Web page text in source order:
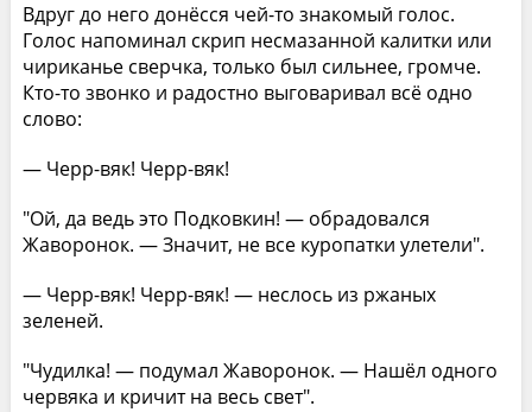
Вдруг до него донёсся чей-то знакомый голос.
Голос напоминал скрип несмазанной калитки или
чириканье сверчка, только был сильнее, громче.
Кто-то звонко и радостно выговаривал всё одно
слово:
— Черр-вяк! Черр-вяк!
"Ой, да ведь это Подковкин! — обрадовался
Жаворонок. — Значит, не все куропатки улетели".
— Черр-вяк! Черр-вяк! — неслось из ржаных
зеленей.
"Чудилка! — подумал Жаворонок. — Нашёл одного
червяка и кричит на весь свет".